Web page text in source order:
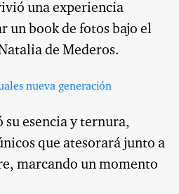
una experiencia
un book de fotos bajo el
de Mederos.
su esencia y ternura,
que atesorará junto a
marcando un momento